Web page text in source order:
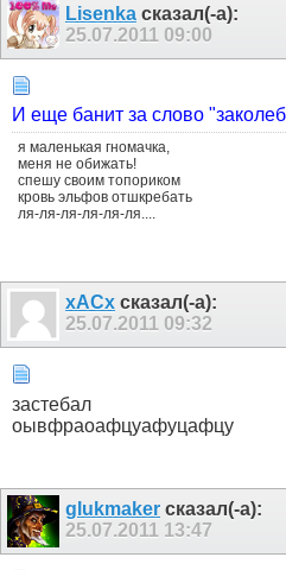
Lisenka сказал(-а):
25.07.2011 09:00
И еще банит за слово
я маленькая гномачка,
меня не обижать!
спешу своим топориком
кровь эльфов отшкребать
ля-ля-ля-ля-ля-ля....
xACx сказал(-а):
25.07.2011 09:32
застебал
оывфраоафцуафуцафцу
glukmaker сказал(-а):
25.07.2011 13:47